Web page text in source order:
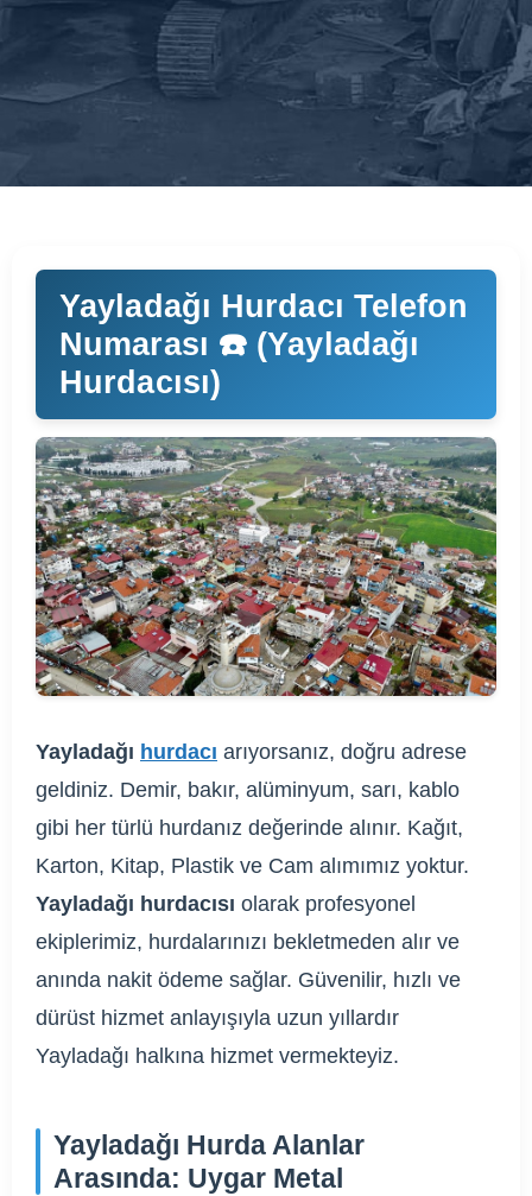
Yayladağı Hurdacı Telefon
Numarası ☎️ (Yayladağı
Hurdacısı)
Yayladağı hurdacı arıyorsanız, doğru adrese
geldiniz. Demir, bakır, alüminyum, sarı, kablo
gibi her türlü hurdanız değerinde alınır. Kağıt,
Karton, Kitap, Plastik ve Cam alımımız yoktur.
Yayladağı hurdacısı olarak profesyonel
ekiplerimiz, hurdalarınızı bekletmeden alır ve
anında nakit ödeme sağlar. Güvenilir, hızlı ve
dürüst hizmet anlayışıyla uzun yıllardır
Yayladağı halkına hizmet vermekteyiz.
Yayladağı Hurda Alanlar
Arasında: Uygar Metal